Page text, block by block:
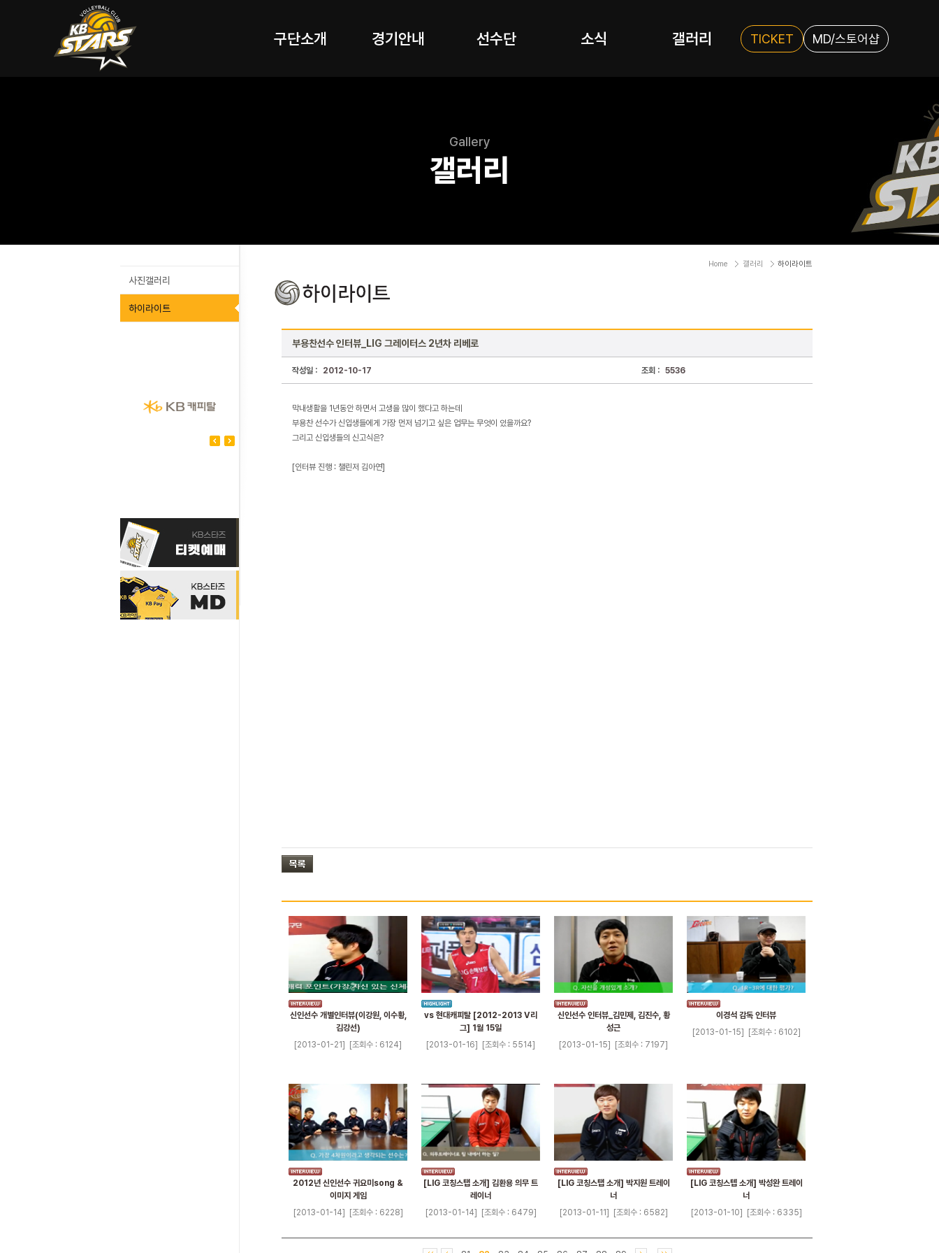
구단소개 경기안내 선수단 소식 갤러리 TICKET MD/스토어샵
사진갤러리
하이라이트
Home 갤러리 하이라이트
부용찬선수 인터뷰_LIG 그레이터스 2년차 리베로
작성일 : 2012-10-17 조회 : 5536
막내생활을 1년동안 하면서 고생을 많이 했다고 하는데
부용찬 선수가 신입생들에게 가장 먼저 넘기고 싶은 업무는 무엇이 있을까요?
그리고 신입생들의 신고식은?
[인터뷰 진행 : 챌린저 김아연]
신인선수 개별인터뷰(이강원, 이수황,
김강선)
[2013-01-21]
[조회수 : 6124]
vs 현대캐피탈 [2012-2013 V리
그] 1월 15일
[2013-01-16]
[조회수 : 5514]
신인선수 인터뷰_김민제, 김진수, 황
성근
[2013-01-15]
[조회수 : 7197]
이경석 감독 인터뷰
[2013-01-15]
[조회수 : 6102]
2012년 신인선수 귀요미song &
이미지 게임
[2013-01-14]
[조회수 : 6228]
[LIG 코칭스탭 소개] 김환용 의무 트
레이너
[2013-01-14]
[조회수 : 6479]
[LIG 코칭스탭 소개] 박지원 트레이
너
[2013-01-11]
[조회수 : 6582]
[LIG 코칭스텝 소개] 박성완 트레이
너
[2013-01-10]
[조회수 : 6335]